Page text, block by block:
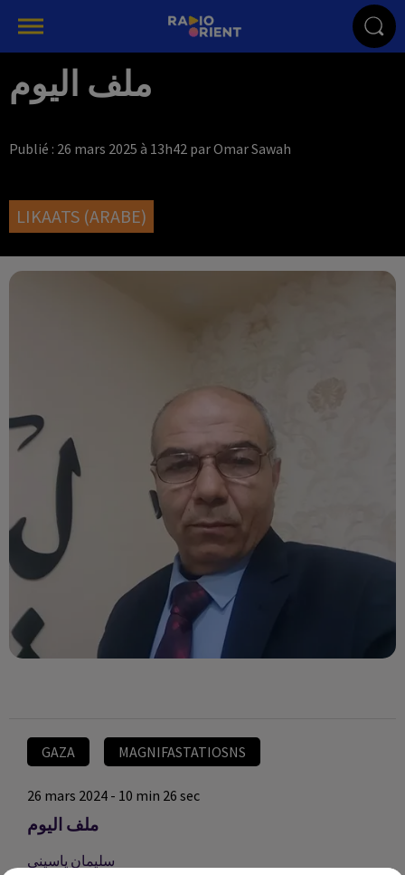
ملف اليوم
Publié : 26 mars 2025 à 13h42 par Omar Sawah
LIKAATS (ARABE)
GAZA MAGNIFASTATIOSNS
26 mars 2024 - 10 min 26 sec
ملف اليوم
سليمان ياسيني